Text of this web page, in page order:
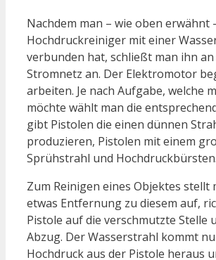
Nachdem man – wie oben erwähnt
Hochdruckreiniger mit einer
verbunden hat, schließt man ihn an
Stromnetz an. Der Elektromotor
arbeiten. Je nach Aufgabe, welche
möchte wählt man die
gibt Pistolen die einen dünnen
produzieren, Pistolen mit einem
Sprühstrahl und Hochdruckbürsten.
Zum Reinigen eines Objektes stellt
etwas Entfernung zu diesem auf,
Pistole auf die verschmutzte Stelle
Abzug. Der Wasserstrahl kommt
Hochdruck aus der Pistole heraus